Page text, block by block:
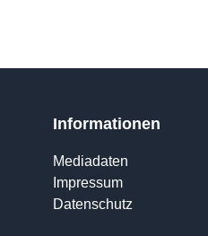
Informationen
Mediadaten
Impressum
Datenschutz